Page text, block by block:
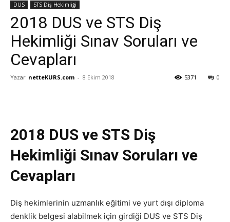
DUS STS Diş Hekimliği
2018 DUS ve STS Diş
Hekimliği Sınav Soruları ve
Cevapları
Yazar netteKURS.com - 8 Ekim 2018 0
5371
2018 DUS ve STS Diş
Hekimliği Sınav Soruları ve
Cevapları
Diş hekimlerinin uzmanlık eğitimi ve yurt dışı diploma
denklik belgesi alabilmek için girdiği DUS ve STS Diş